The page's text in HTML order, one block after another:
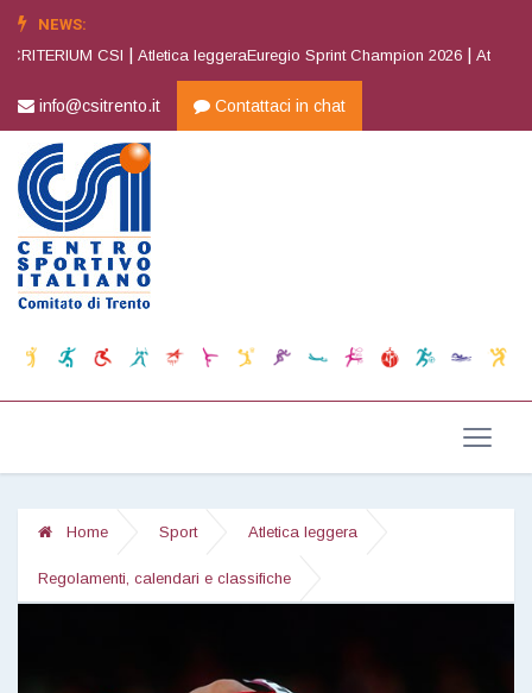
NEWS:
CSI |Atletica leggeraEuregio Sprint Champion 2026 |Atletica
info@csitrento.it Contattaci in chat
Home Sport Atletica leggera
Regolamenti, calendari e classifiche